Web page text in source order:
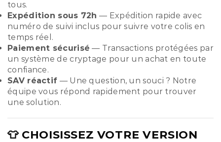
tous.
Expédition sous 72h — Expédition rapide avec
numéro de suivi inclus pour suivre votre colis en
temps réel.
Paiement sécurisé — Transactions protégées par
un système de cryptage pour un achat en toute
confiance.
SAV réactif — Une question, un souci ? Notre
équipe vous répond rapidement pour trouver
une solution.
👕 CHOISISSEZ VOTRE VERSION